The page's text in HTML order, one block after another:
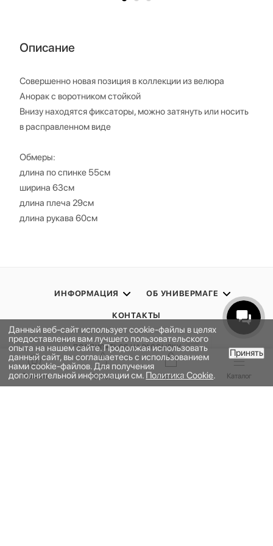
В КОРЗИНУ
Описание
Совершенно новая позиция в коллекции из велюра
Анорак с воротником стойкой
Внизу находятся фиксаторы, можно затянуть или носить
в расправленном виде
Обмеры:
длина по спинке 55см
ширина 63см
длина плеча 29см
длина рукава 60см
ИНФОРМАЦИЯ ОБ УНИВЕРМАГЕ
КОНТАКТЫ
ПОДПИСАТЬСЯ НА РАССЫЛКУ
ПОЛИТИКА КОНФИДЕНЦИАЛЬНОСТИ
Данный веб-сайт использует cookie-файлы в целях
предоставления вам лучшего пользовательского
опыта на нашем сайте. Продолжая использовать
данный сайт, вы соглашаетесь с использованием
нами cookie-файлов. Для получения
дополнительной информации см. Политика Cookie.
Принять
Главная Бренды Корзина Каталог